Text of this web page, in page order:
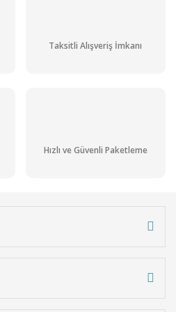
Taksitli Alışveriş İmkanı
Hızlı ve Güvenli Paketleme